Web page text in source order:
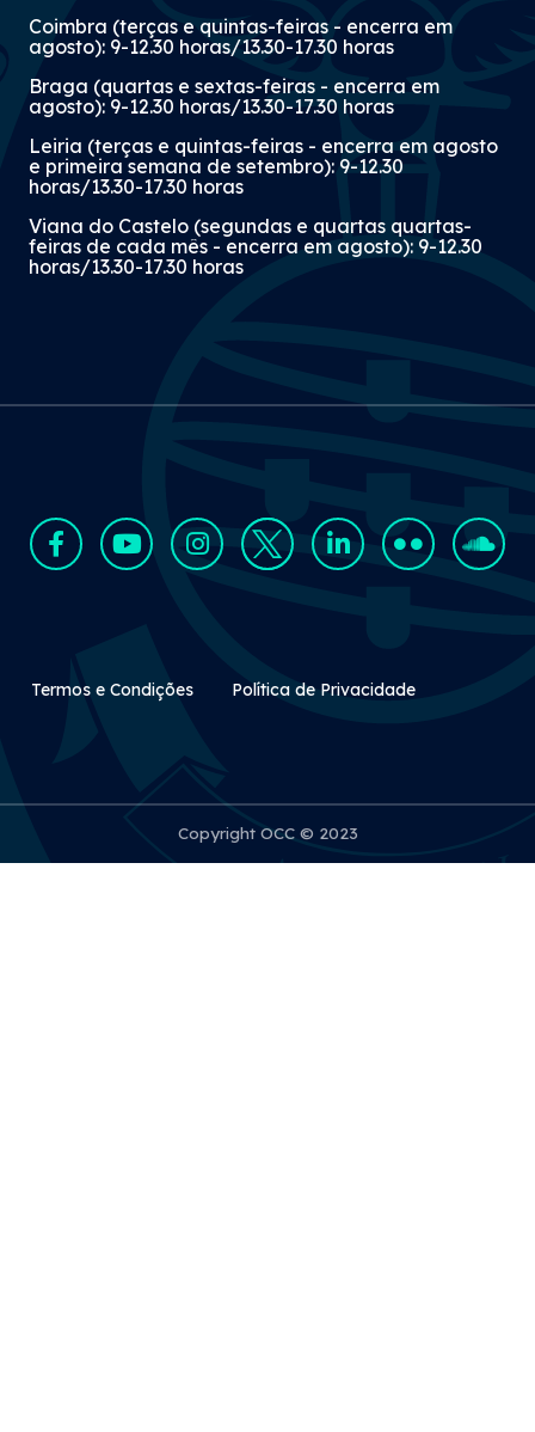
Coimbra (terças e quintas-feiras - encerra em
agosto): 9-12.30 horas/13.30-17.30 horas
Braga (quartas e sextas-feiras - encerra em
agosto): 9-12.30 horas/13.30-17.30 horas
Leiria (terças e quintas-feiras - encerra em agosto
e primeira semana de setembro): 9-12.30
horas/13.30-17.30 horas
Viana do Castelo (segundas e quartas quartas-
feiras de cada mês - encerra em agosto): 9-12.30
horas/13.30-17.30 horas
Rodapé Secundário
Termos e Condições Política de Privacidade
Copyright OCC © 2023